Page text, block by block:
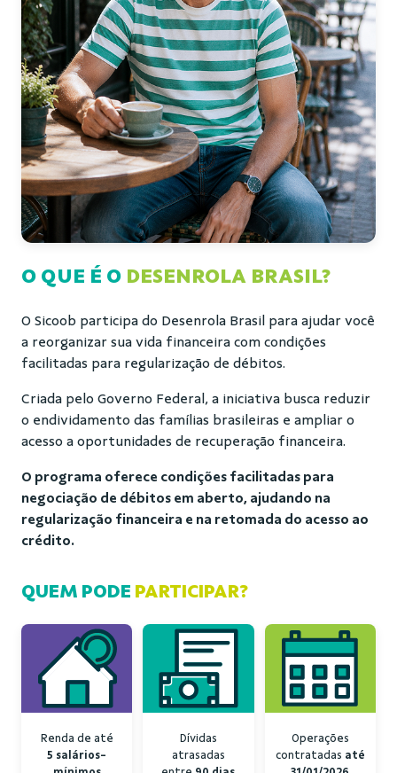
O QUE É O DESENROLA BRASIL?
O Sicoob participa do Desenrola Brasil para ajudar você
a reorganizar sua vida financeira com condições
facilitadas para regularização de débitos.
Criada pelo Governo Federal, a iniciativa busca reduzir
o endividamento das famílias brasileiras e ampliar o
acesso a oportunidades de recuperação financeira.
O programa oferece condições facilitadas para
negociação de débitos em aberto, ajudando na
regularização financeira e na retomada do acesso ao
crédito.
QUEM PODE PARTICIPAR?
Renda de até
5 salários-
Dívidas
atrasadas
Operações
contratadas até